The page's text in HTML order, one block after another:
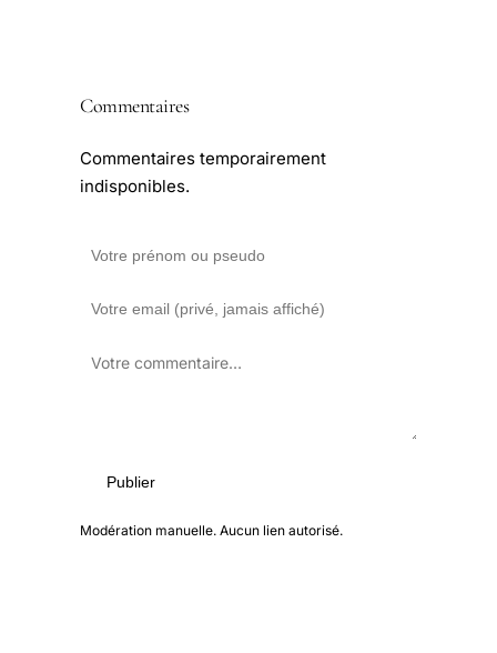
Commentaires
Commentaires temporairement
indisponibles.
Publier
Modération manuelle. Aucun lien autorisé.